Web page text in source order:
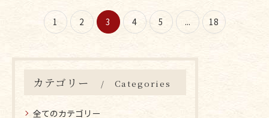
1 2 3 4 5 ... 18
カテゴリー Categories
全てのカテゴリー